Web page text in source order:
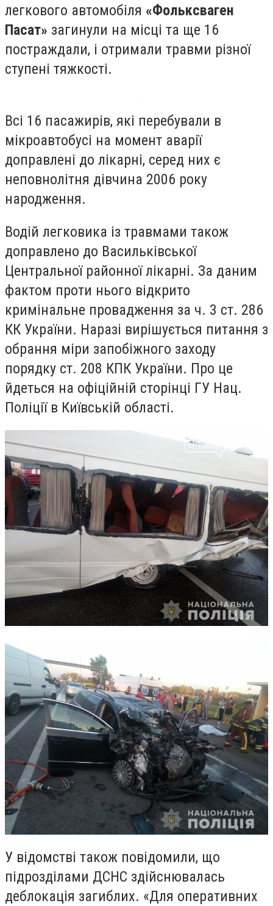
легкового автомобіля «Фольксваген
Пасат» загинули на місці та ще 16
постраждали, і отримали травми різної
ступені тяжкості.
Всі 16 пасажирів, які перебували в
мікроавтобусі на момент аварії
доправлені до лікарні, серед них є
неповнолітня дівчина 2006 року
народження.
Водій легковика із травмами також
доправлено до Васильківської
Центральної районної лікарні. За даним
фактом проти нього відкрито
кримінальне провадження за ч. 3 ст. 286
КК України. Наразі вирішується питання з
обрання міри запобіжного заходу
порядку ст. 208 КПК України. Про це
йдеться на офіційній сторінці ГУ Нац.
Поліції в Київській області.
У відомстві також повідомили, що
підрозділами ДСНС здійснювалась
деблокація загиблих. «Для оперативних